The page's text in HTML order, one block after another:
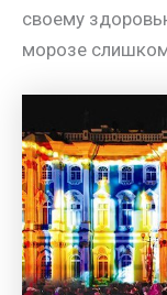
своему
морозе